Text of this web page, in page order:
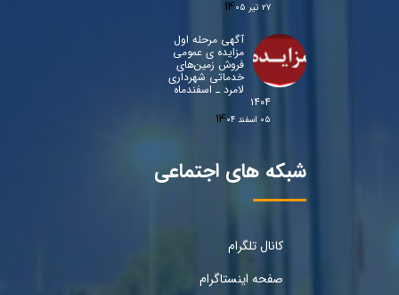
۲۷ تیر ۰۵
آگهی مرحله اول
مزایده ی عمومی
فروش زمین‌های
خدماتی شهرداری
لامرد ـ اسفندماه
۱۴۰۴
۰۵ اسفند ۰۴
شبکه های اجتماعی
کانال تلگرام
صفحه اینستاگرام